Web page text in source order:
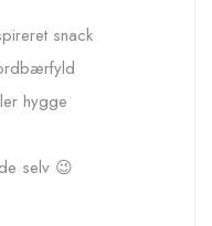
snack
hygge
selv 😉